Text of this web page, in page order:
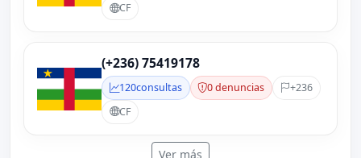
CF
(+236) 75419178
120consultas 0 denuncias
+236
CF
Ver más